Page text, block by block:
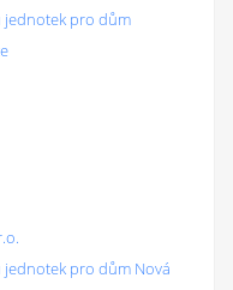
jednotek pro dům
jednotek pro dům Nová